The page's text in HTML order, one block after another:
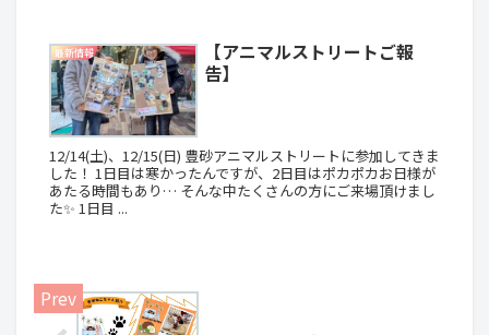
最新情報
【アニマルストリートご報
告】
12/14(土)、12/15(日) 豊砂アニマルストリートに参加してきま
した！ 1日目は寒かったんですが、2日目はポカポカお日様が
あたる時間もあり… そんな中たくさんの方にご来場頂けまし
た✨ 1日目 ...